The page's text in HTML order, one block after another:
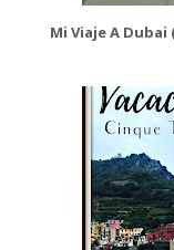
Mi Viaje A Dubai